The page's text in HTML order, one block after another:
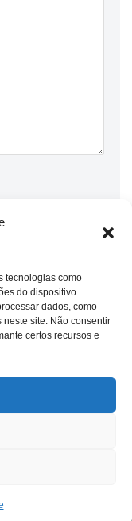
tecnologias como
do dispositivo.
dados, como
site. Não consentir
certos recursos e